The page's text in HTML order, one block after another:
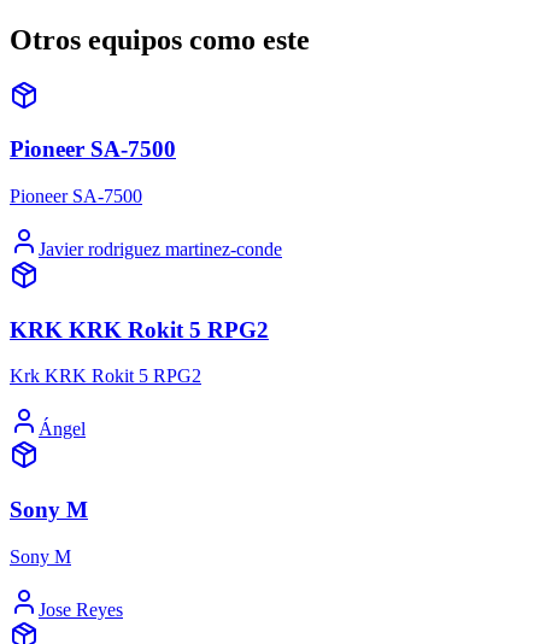
Otros equipos como este
Pioneer SA-7500
Pioneer SA-7500
Javier rodriguez martinez-conde
KRK KRK Rokit 5 RPG2
Krk KRK Rokit 5 RPG2
Ángel
Sony M
Sony M
Jose Reyes